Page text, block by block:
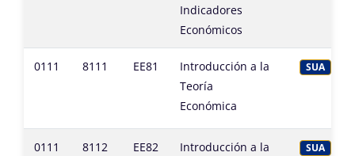
Indicadores
Económicos
0111 8111 EE81
Introducción a la
Teoría
Económica
SUA
0111 8112 EE82
Introducción a la
SUA